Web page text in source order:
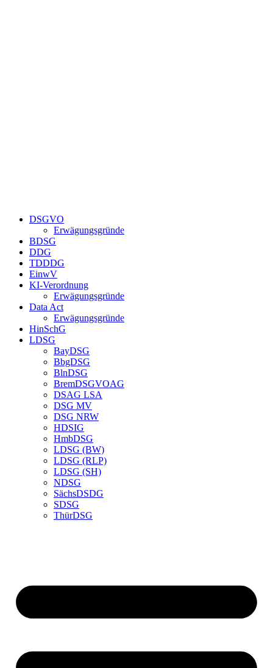
DSGVO
Erwägungsgründe
BDSG
DDG
TDDDG
EinwV
KI-Verordnung
Erwägungsgründe
Data Act
Erwägungsgründe
HinSchG
LDSG
BayDSG
BbgDSG
BlnDSG
BremDSGVOAG
DSAG LSA
DSG MV
DSG NRW
HDSIG
HmbDSG
LDSG (BW)
LDSG (RLP)
LDSG (SH)
NDSG
SächsDSDG
SDSG
ThürDSG